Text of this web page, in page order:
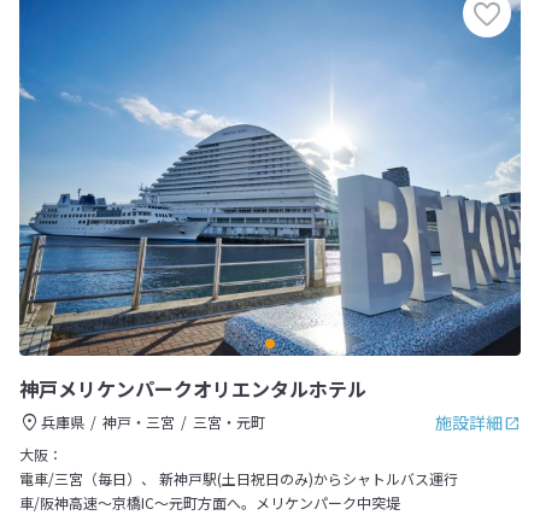
神戸メリケンパークオリエンタルホテル
施設詳細
兵庫県 神戸・三宮
三宮・元町
大阪：
電車/三宮（毎日）、 新神戸駅(土日祝日のみ)からシャトルバス運行
車/阪神高速～京橋IC～元町方面へ。メリケンパーク中突堤